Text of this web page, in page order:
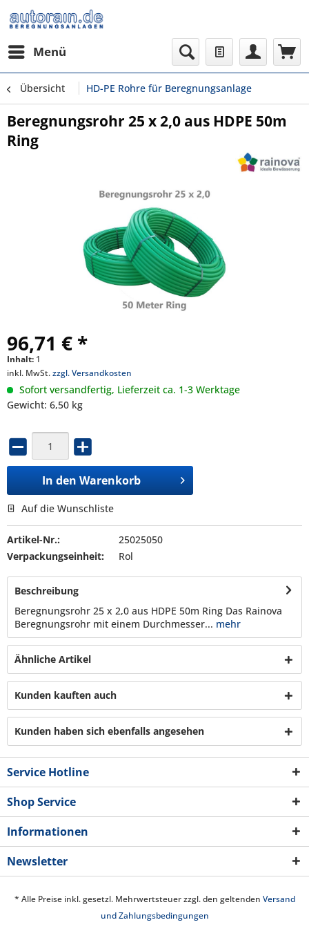
Menü
Übersicht HD-PE Rohre für Beregnungsanlage
Beregnungsrohr 25 x 2,0 aus HDPE 50m
Ring
96,71 € *
Inhalt: 1
inkl. MwSt.zzgl. Versandkosten
Sofort versandfertig, Lieferzeit ca. 1-3 Werktage
Gewicht: 6,50 kg
In den Warenkorb
Auf die Wunschliste
Artikel-Nr.:
25025050
Verpackungseinheit:
Rol
Beschreibung
Beregnungsrohr 25 x 2,0 aus HDPE 50m Ring Das Rainova
Beregnungsrohr mit einem Durchmesser... mehr
Ähnliche Artikel
Kunden kauften auch
Kunden haben sich ebenfalls angesehen
Service Hotline
Shop Service
Informationen
Newsletter
* Alle Preise inkl. gesetzl. Mehrwertsteuer zzgl. den geltenden Versand
und Zahlungsbedingungen